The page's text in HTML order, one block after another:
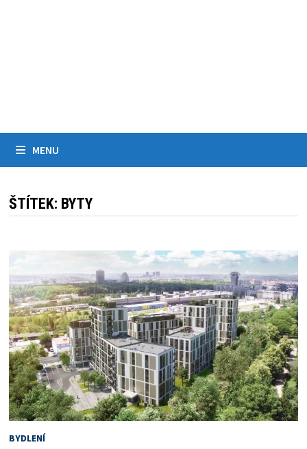
MENU
ŠTÍTEK: BYTY
BYDLENÍ